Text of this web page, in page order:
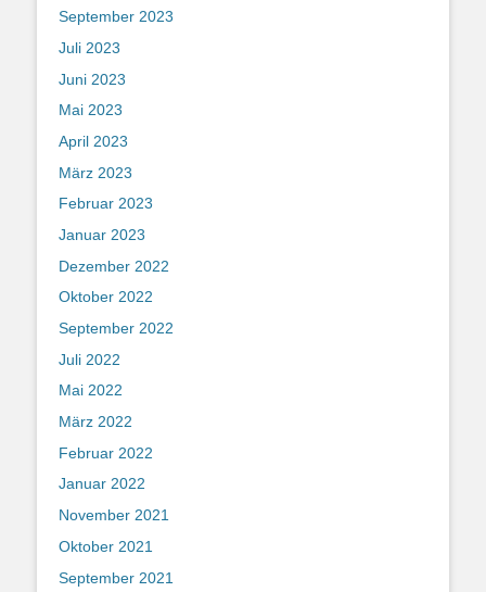
September 2023
Juli 2023
Juni 2023
Mai 2023
April 2023
März 2023
Februar 2023
Januar 2023
Dezember 2022
Oktober 2022
September 2022
Juli 2022
Mai 2022
März 2022
Februar 2022
Januar 2022
November 2021
Oktober 2021
September 2021